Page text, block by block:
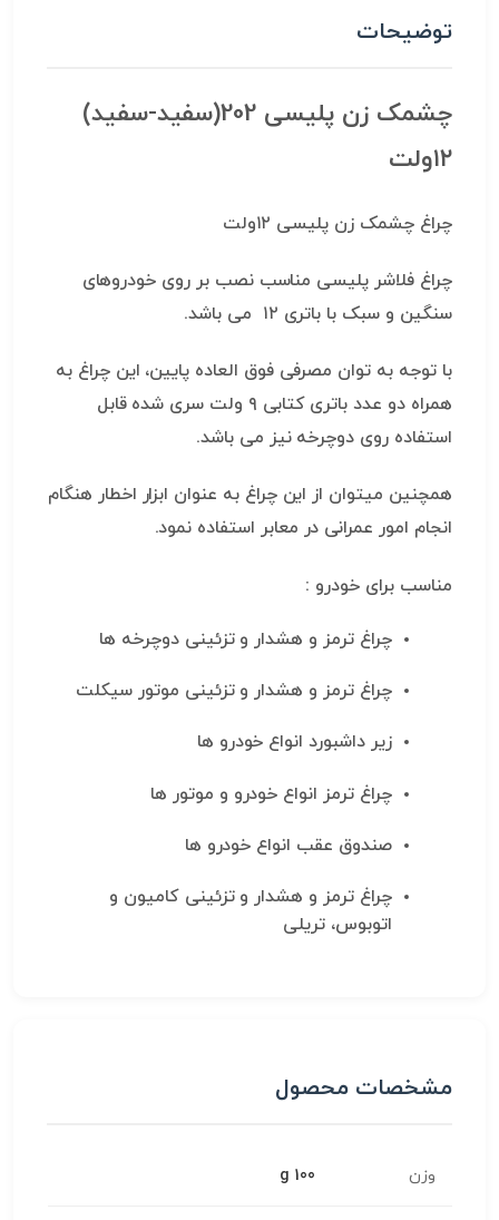
توضیحات
چشمک زن پلیسی 202(سفید-سفید)
۱۲ولت
چراغ چشمک زن پلیسی ۱۲ولت
چراغ فلاشر پلیسی مناسب نصب بر روی خودروهای
سنگین و سبک با باتری ۱۲ می باشد.
با توجه به توان مصرفی فوق العاده پایین، این چراغ به
همراه دو عدد باتری کتابی ۹ ولت سری شده قابل
استفاده روی دوچرخه نیز می باشد.
همچنین میتوان از این چراغ به عنوان ابزار اخطار هنگام
انجام امور عمرانی در معابر استفاده نمود.
مناسب برای خودرو :
چراغ ترمز و هشدار و تزئینی دوچرخه ها
چراغ ترمز و هشدار و تزئینی موتور سیکلت
زیر داشبورد انواع خودرو ها
چراغ ترمز انواع خودرو و موتور ها
صندوق عقب انواع خودرو ها
چراغ ترمز و هشدار و تزئینی کامیون و
اتوبوس، تریلی
مشخصات محصول
وزن 100 g